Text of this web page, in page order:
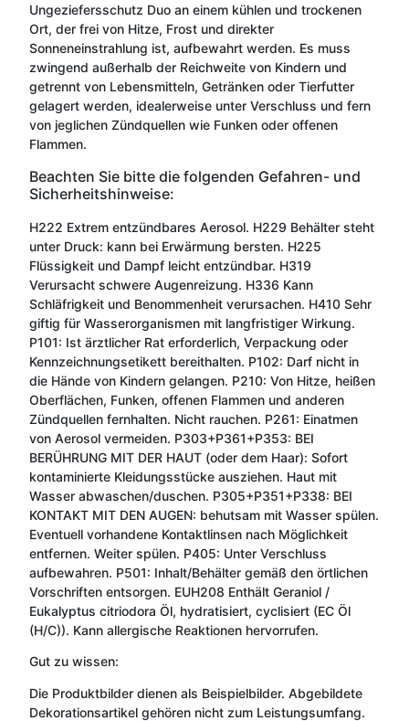
Ungeziefersschutz Duo an einem kühlen und trockenen
Ort, der frei von Hitze, Frost und direkter
Sonneneinstrahlung ist, aufbewahrt werden. Es muss
zwingend außerhalb der Reichweite von Kindern und
getrennt von Lebensmitteln, Getränken oder Tierfutter
gelagert werden, idealerweise unter Verschluss und fern
von jeglichen Zündquellen wie Funken oder offenen
Flammen.
Beachten Sie bitte die folgenden Gefahren- und
Sicherheitshinweise:
H222 Extrem entzündbares Aerosol. H229 Behälter steht
unter Druck: kann bei Erwärmung bersten. H225
Flüssigkeit und Dampf leicht entzündbar. H319
Verursacht schwere Augenreizung. H336 Kann
Schläfrigkeit und Benommenheit verursachen. H410 Sehr
giftig für Wasserorganismen mit langfristiger Wirkung.
P101: Ist ärztlicher Rat erforderlich, Verpackung oder
Kennzeichnungsetikett bereithalten. P102: Darf nicht in
die Hände von Kindern gelangen. P210: Von Hitze, heißen
Oberflächen, Funken, offenen Flammen und anderen
Zündquellen fernhalten. Nicht rauchen. P261: Einatmen
von Aerosol vermeiden. P303+P361+P353: BEI
BERÜHRUNG MIT DER HAUT (oder dem Haar): Sofort
kontaminierte Kleidungsstücke ausziehen. Haut mit
Wasser abwaschen/duschen. P305+P351+P338: BEI
KONTAKT MIT DEN AUGEN: behutsam mit Wasser spülen.
Eventuell vorhandene Kontaktlinsen nach Möglichkeit
entfernen. Weiter spülen. P405: Unter Verschluss
aufbewahren. P501: Inhalt/Behälter gemäß den örtlichen
Vorschriften entsorgen. EUH208 Enthält Geraniol /
Eukalyptus citriodora Öl, hydratisiert, cyclisiert (EC Öl
(H/C)). Kann allergische Reaktionen hervorrufen.
Gut zu wissen:
Die Produktbilder dienen als Beispielbilder. Abgebildete
Dekorationsartikel gehören nicht zum Leistungsumfang.